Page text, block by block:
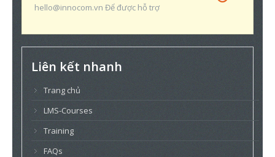
hello@innocom.vn Để được hỗ trợ
Liên kết nhanh
Trang chủ
LMS-Courses
Training
FAQs